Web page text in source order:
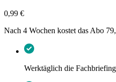
0,99 €
Nach 4 Wochen kostet das Abo
Werktäglich die